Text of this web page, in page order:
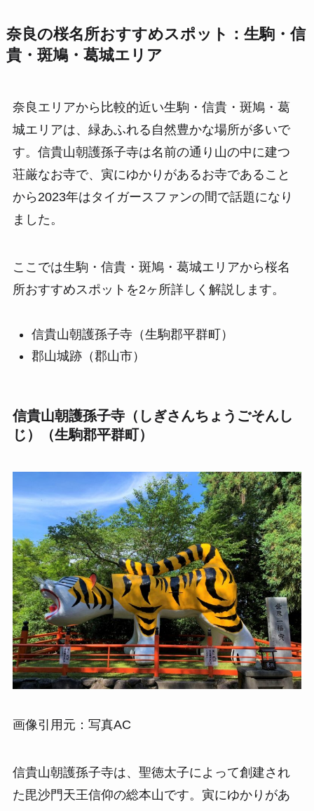
奈良の桜名所おすすめスポット：生駒・信
貴・斑鳩・葛城エリア
奈良エリアから比較的近い生駒・信貴・斑鳩・葛
城エリアは、緑あふれる自然豊かな場所が多いで
す。信貴山朝護孫子寺は名前の通り山の中に建つ
荘厳なお寺で、寅にゆかりがあるお寺であること
から2023年はタイガースファンの間で話題になり
ました。
ここでは生駒・信貴・斑鳩・葛城エリアから桜名
所おすすめスポットを2ヶ所詳しく解説します。
信貴山朝護孫子寺（生駒郡平群町）
郡山城跡（郡山市）
信貴山朝護孫子寺（しぎさんちょうごそんし
じ）（生駒郡平群町）
画像引用元：写真AC
信貴山朝護孫子寺は、聖徳太子によって創建され
た毘沙門天王信仰の総本山です。寅にゆかりがあ